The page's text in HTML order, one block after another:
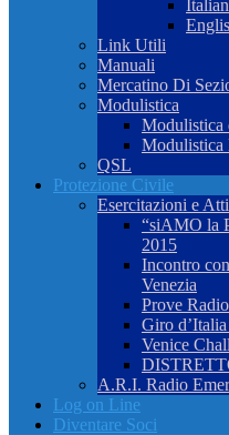
Link Utili
Manuali
Mercatino Di
Modulistica
Modulistica
Modulistica
QSL
Protezione Civile
Esercitazioni e
“siAMO la
2015
Incontro
Venezia
Prove
Giro
Venice
A.R.I. Radio
Log on Line
Diventare Soci